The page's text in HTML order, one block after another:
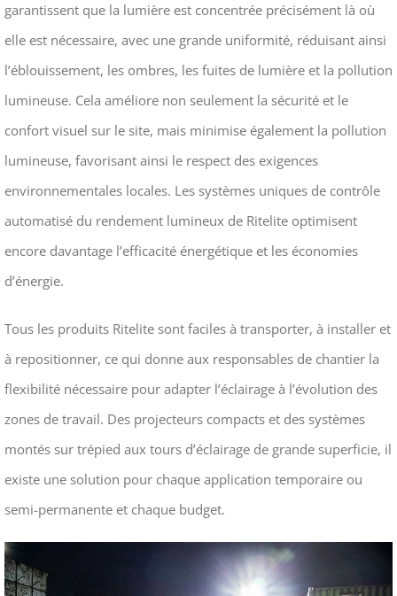
garantissent que la lumière est concentrée précisément là où
elle est nécessaire, avec une grande uniformité, réduisant ainsi
l’éblouissement, les ombres, les fuites de lumière et la pollution
lumineuse. Cela améliore non seulement la sécurité et le
confort visuel sur le site, mais minimise également la pollution
lumineuse, favorisant ainsi le respect des exigences
environnementales locales. Les systèmes uniques de contrôle
automatisé du rendement lumineux de Ritelite optimisent
encore davantage l’efficacité énergétique et les économies
d’énergie.
Tous les produits Ritelite sont faciles à transporter, à installer et
à repositionner, ce qui donne aux responsables de chantier la
flexibilité nécessaire pour adapter l’éclairage à l’évolution des
zones de travail. Des projecteurs compacts et des systèmes
montés sur trépied aux tours d’éclairage de grande superficie, il
existe une solution pour chaque application temporaire ou
semi-permanente et chaque budget.